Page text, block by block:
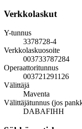
Verkkolaskut
Y-tunnus
3378728-4
Verkkolaskuosoite
003733787284
Operaattoritunnus
003721291126
Välittäjä
Maventa
Välittäjätunnus (jos
DABAFIHH